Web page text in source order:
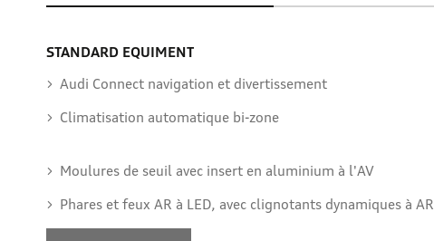
STANDARD EQUIMENT
Audi Connect navigation et divertissement
Climatisation automatique bi-zone
Moulures de seuil avec insert en aluminium à l'AV
Phares et feux AR à LED, avec clignotants dynamiques à AR